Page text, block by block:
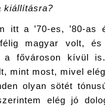
kiállításra?
itt a ’70-es, ’80-as
magyar volt,
a fővároson kívül
mint most, mivel
olyan sötét
elég jó